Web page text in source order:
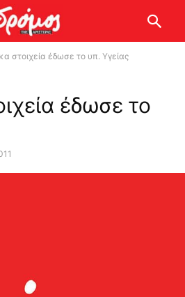
στοιχεία έδωσε το υπ. Υγείας
έδωσε το